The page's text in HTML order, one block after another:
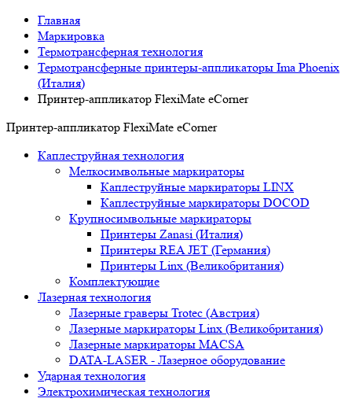
Главная
Маркировка
Термотрансферная технология
Термотрансферные принтеры-аппликаторы Ima Phoenix
(Италия)
Принтер-аппликатор FlexiMate eCorner
Принтер-аппликатор FlexiMate eCorner
Каплеструйная технология
Мелкосимвольные маркираторы
Каплеструйные маркираторы LINX
Каплеструйные маркираторы DOCOD
Крупносимвольные маркираторы
Принтеры Zanasi (Италия)
Принтеры REA JET (Германия)
Принтеры Linx (Великобритания)
Комплектующие
Лазерная технология
Лазерные граверы Trotec (Австрия)
Лазерные маркираторы Linx (Великобритания)
Лазерные маркираторы MACSA
DATA-LASER - Лазерное оборудование
Ударная технология
Электрохимическая технология